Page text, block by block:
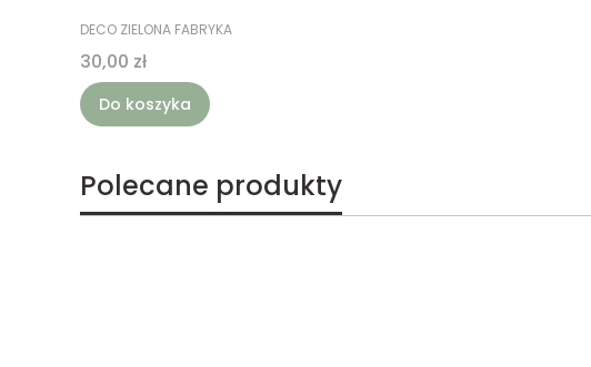
PRODUCENT
DECO ZIELONA FABRYKA
Cena
30,00 zł
Do koszyka
Polecane produkty